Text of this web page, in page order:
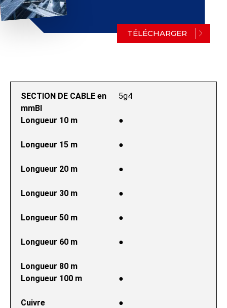
TÉLÉCHARGER
SECTION DE CABLE en
mmВІ
5g4
Longueur 10 m ●
Longueur 15 m ●
Longueur 20 m ●
Longueur 30 m ●
Longueur 50 m ●
Longueur 60 m ●
Longueur 80 m
Longueur 100 m
●
Cuivre ●